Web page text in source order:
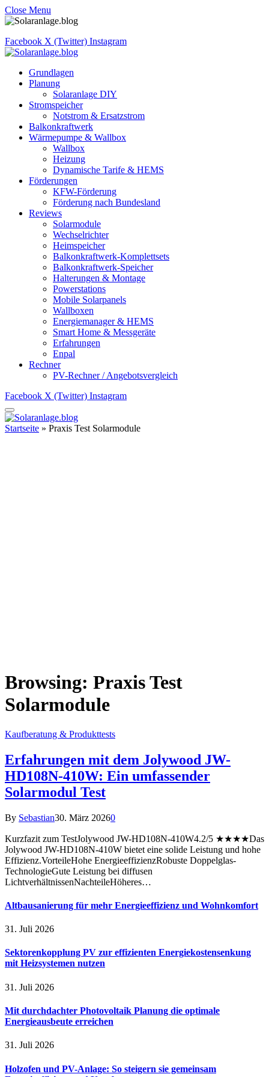
Close Menu
Facebook X (Twitter) Instagram
Grundlagen
Planung
Solaranlage DIY
Stromspeicher
Notstrom & Ersatzstrom
Balkonkraftwerk
Wärmepumpe & Wallbox
Wallbox
Heizung
Dynamische Tarife & HEMS
Förderungen
KFW-Förderung
Förderung nach Bundesland
Reviews
Solarmodule
Wechselrichter
Heimspeicher
Balkonkraftwerk-Komplettsets
Balkonkraftwerk-Speicher
Halterungen & Montage
Powerstations
Mobile Solarpanels
Wallboxen
Energiemanager & HEMS
Smart Home & Messgeräte
Erfahrungen
Enpal
Rechner
PV-Rechner / Angebotsvergleich
Facebook X (Twitter) Instagram
Startseite » Praxis Test Solarmodule
Browsing: Praxis Test
Solarmodule
Kaufberatung & Produkttests
Erfahrungen mit dem Jolywood JW-
HD108N-410W: Ein umfassender
Solarmodul Test
By Sebastian30. März 20260
Kurzfazit zum TestJolywood JW-HD108N-410W4.2/5 ★★★★Das
Jolywood JW-HD108N-410W bietet eine solide Leistung und hohe
Effizienz.VorteileHohe EnergieeffizienzRobuste Doppelglas-
TechnologieGute Leistung bei diffusen
LichtverhältnissenNachteileHöheres…
Altbausanierung für mehr Energieeffizienz und Wohnkomfort
31. Juli 2026
Sektorenkopplung PV zur effizienten Energiekostensenkung
mit Heizsystemen nutzen
31. Juli 2026
Mit durchdachter Photovoltaik Planung die optimale
Energieausbeute erreichen
31. Juli 2026
Holzofen und PV-Anlage: So steigern sie gemeinsam